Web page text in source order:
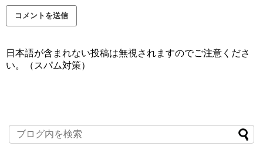
日本語が含まれない投稿は無視されますのでご注意くださ
い。（スパム対策）